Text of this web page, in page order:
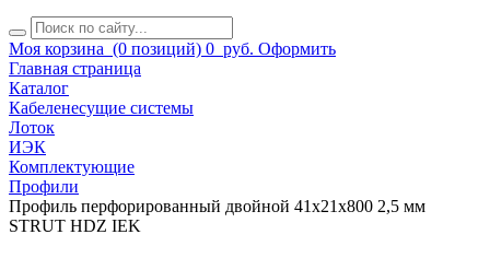
Моя корзина (0 позиций) 0 руб. Оформить
Главная страница
Каталог
Кабеленесущие системы
Лоток
ИЭК
Комплектующие
Профили
Профиль перфорированный двойной 41х21х800 2,5 мм
STRUT HDZ IEK